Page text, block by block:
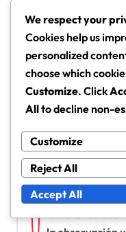
P
o
s
t
n
v
i
g
a
Marko Pjaca:
os Destacados,
ords en Club,
o en la
cional
Lukas Gruber
deportivo de
carrera a
futbolístico
We respect your
Cookies help us
personalized
choose which
Customize. Click
Allto decline non-
Customize
Reject All
Accept All